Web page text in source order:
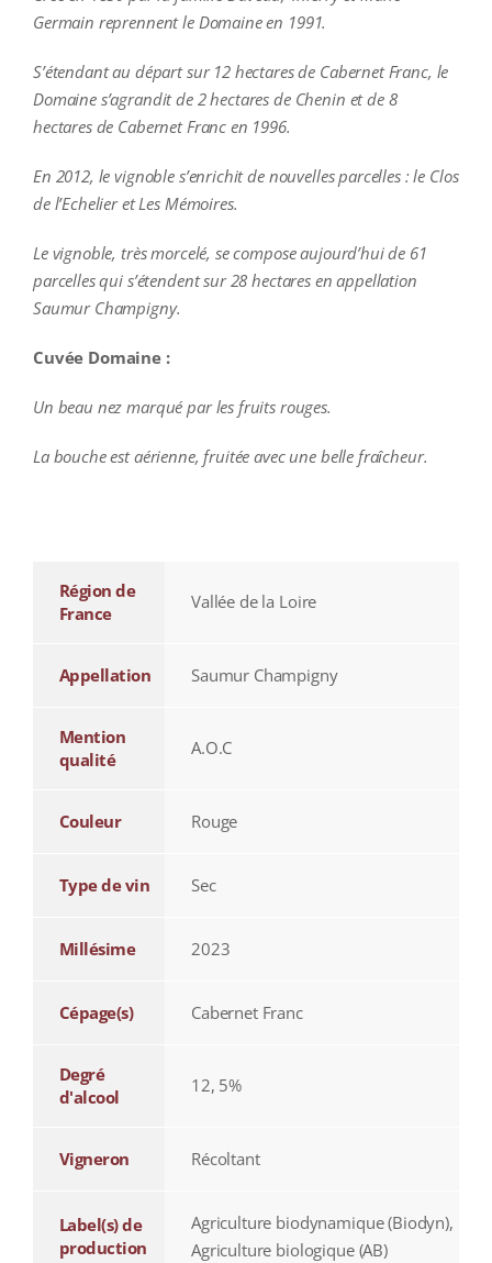
Germain reprennent le Domaine en 1991.
S’étendant au départ sur 12 hectares de Cabernet Franc, le
Domaine s’agrandit de 2 hectares de Chenin et de 8
hectares de Cabernet Franc en 1996.
En 2012, le vignoble s’enrichit de nouvelles parcelles : le Clos
de l’Echelier et Les Mémoires.
Le vignoble, très morcelé, se compose aujourd’hui de 61
parcelles qui s’étendent sur 28 hectares en appellation
Saumur Champigny.
Cuvée Domaine :
Un beau nez marqué par les fruits rouges.
La bouche est aérienne, fruitée avec une belle fraîcheur.
Région de
France
Vallée de la Loire
Appellation Saumur Champigny
Mention
qualité
A.O.C
Couleur Rouge
Type de vin Sec
Millésime 2023
Cépage(s) Cabernet Franc
Degré
d'alcool
12, 5%
Vigneron Récoltant
Label(s) de
production
Agriculture biodynamique (Biodyn),
Agriculture biologique (AB)